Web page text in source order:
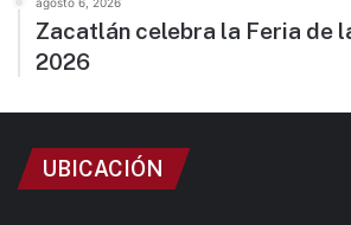
Zacatlán celebra la Feria de
2026
UBICACIÓN